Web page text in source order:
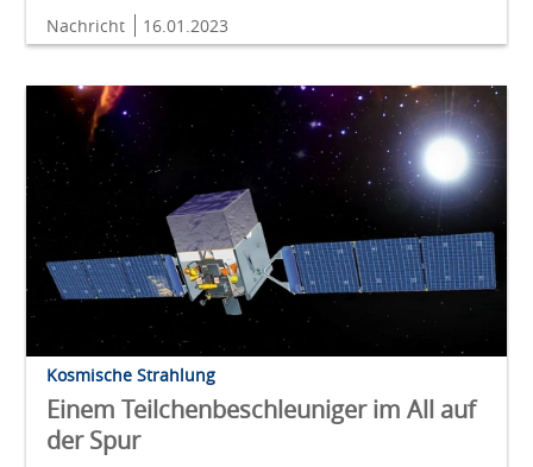
Nachricht 16.01.2023
Kosmische Strahlung
Einem Teilchenbeschleuniger im All auf
der Spur